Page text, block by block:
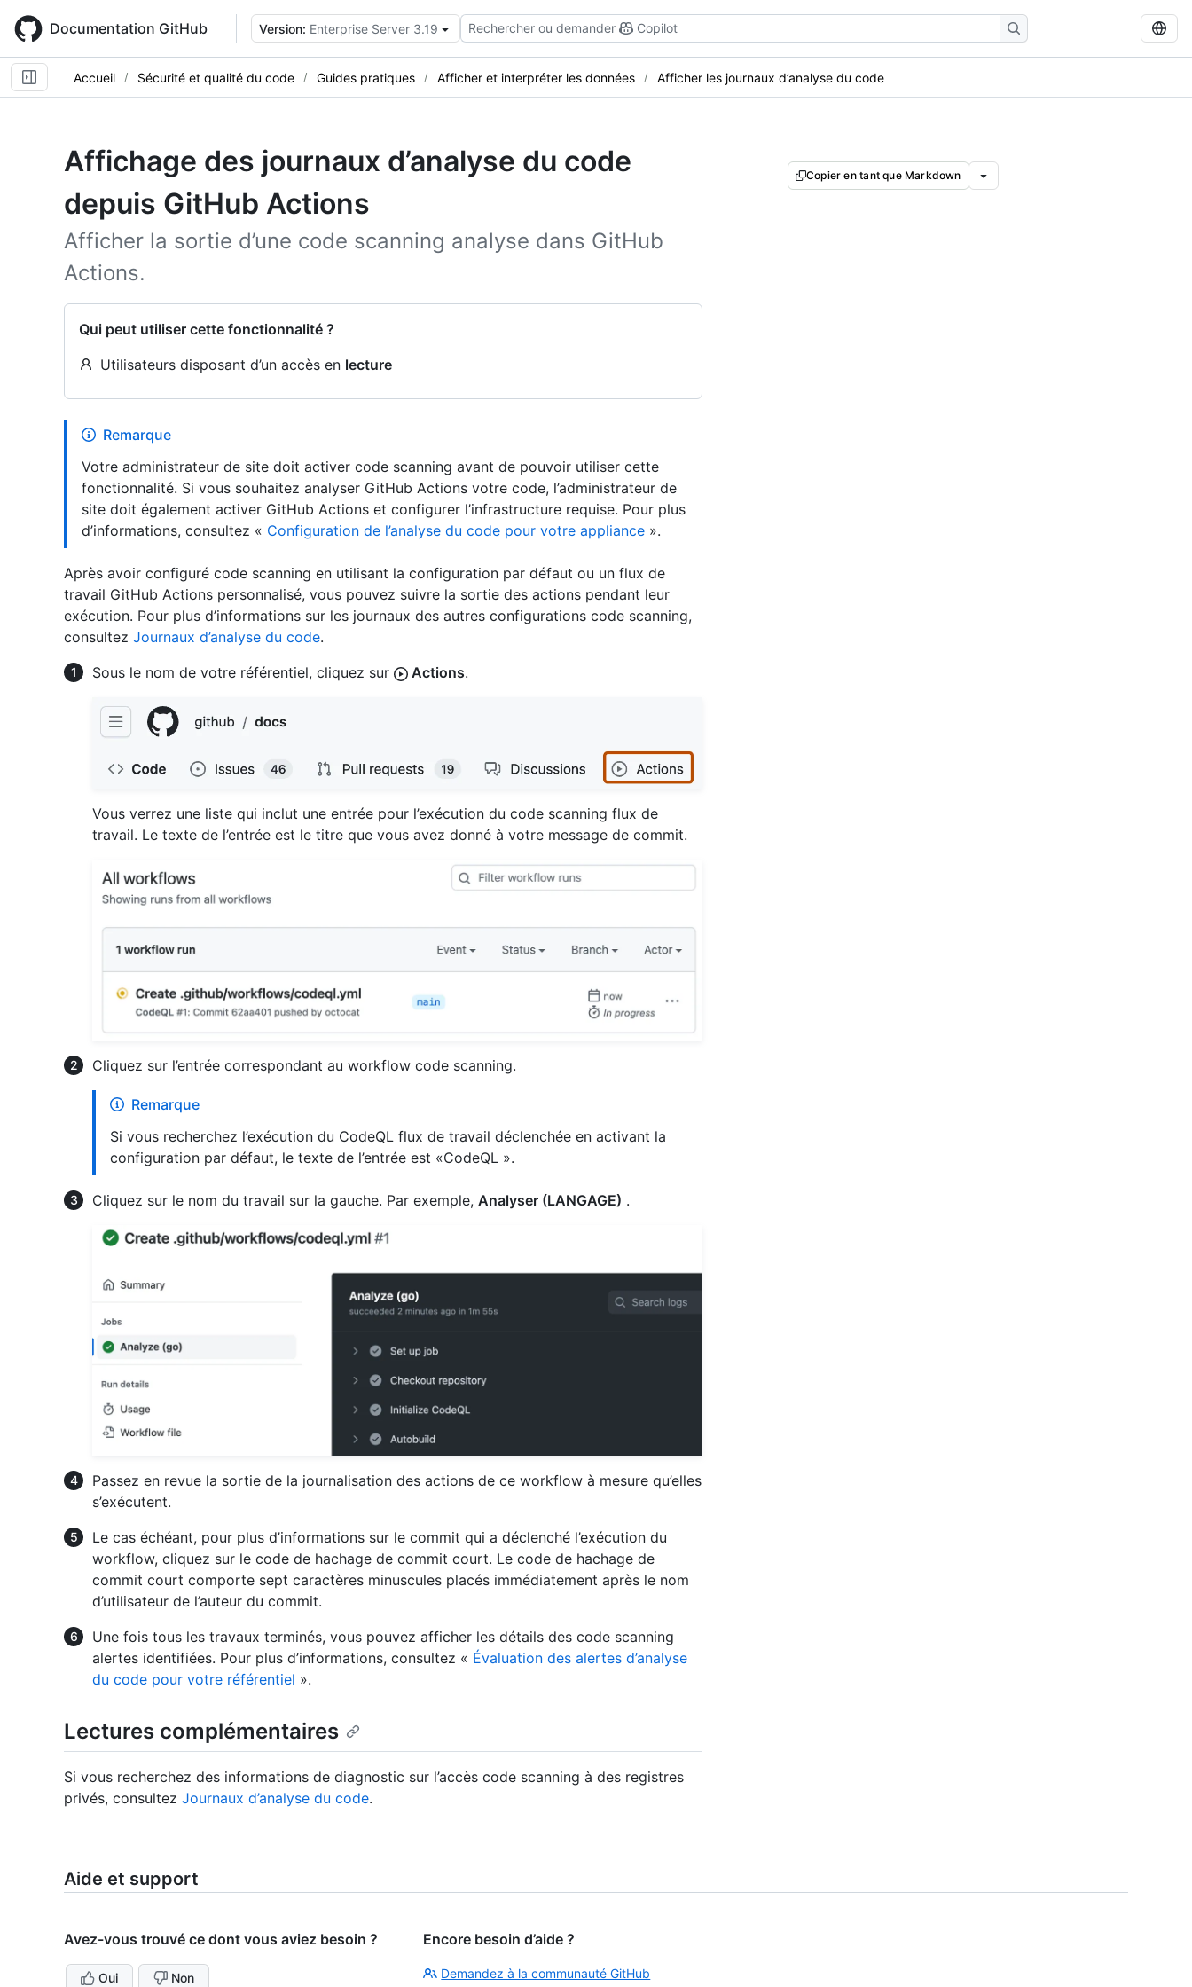
main
content
Documentation GitHub Version: Enterprise Server 3.19 Rechercher ou demander Copilot
Accueil Sécurité et qualité du code Guides pratiques Afficher et interpréter les données Afficher les journaux d’analyse du code
Affichage des journaux d’analyse du code
depuis GitHub Actions
Afficher la sortie d’une code scanning analyse dans GitHub
Actions.
Qui peut utiliser cette fonctionnalité ?
Utilisateurs disposant d’un accès en lecture
Copier en tant que Markdown
Remarque
Votre administrateur de site doit activer code scanning avant de pouvoir utiliser cette
fonctionnalité. Si vous souhaitez analyser GitHub Actions votre code, l’administrateur de
site doit également activer GitHub Actions et configurer l’infrastructure requise. Pour plus
d’informations, consultez « Configuration de l’analyse du code pour votre appliance ».
Après avoir configuré code scanning en utilisant la configuration par défaut ou un flux de
travail GitHub Actions personnalisé, vous pouvez suivre la sortie des actions pendant leur
exécution. Pour plus d’informations sur les journaux des autres configurations code scanning,
consultez Journaux d’analyse du code.
Sous le nom de votre référentiel, cliquez sur
Actions.
Vous verrez une liste qui inclut une entrée pour l’exécution du code scanning flux de
travail. Le texte de l’entrée est le titre que vous avez donné à votre message de commit.
Cliquez sur l’entrée correspondant au workflow code scanning.
Remarque
Si vous recherchez l’exécution du CodeQL flux de travail déclenchée en activant la
configuration par défaut, le texte de l’entrée est «CodeQL ».
Cliquez sur le nom du travail sur la gauche. Par exemple, Analyser (LANGAGE) .
Passez en revue la sortie de la journalisation des actions de ce workflow à mesure qu’elles
s’exécutent.
Le cas échéant, pour plus d’informations sur le commit qui a déclenché l’exécution du
workflow, cliquez sur le code de hachage de commit court. Le code de hachage de
commit court comporte sept caractères minuscules placés immédiatement après le nom
d’utilisateur de l’auteur du commit.
Une fois tous les travaux terminés, vous pouvez afficher les détails des code scanning
alertes identifiées. Pour plus d’informations, consultez « Évaluation des alertes d’analyse
du code pour votre référentiel ».
Lectures complémentaires
Si vous recherchez des informations de diagnostic sur l’accès code scanning à des registres
privés, consultez Journaux d’analyse du code.
Aide et support
Avez-vous trouvé ce dont vous aviez besoin ?
Oui Non
Encore besoin d’aide ?
Demandez à la communauté GitHub